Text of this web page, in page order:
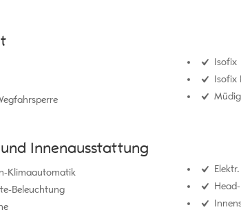
Isofix
Isofix
Innenausstattung
Klimaautomatik
Beleuchtung